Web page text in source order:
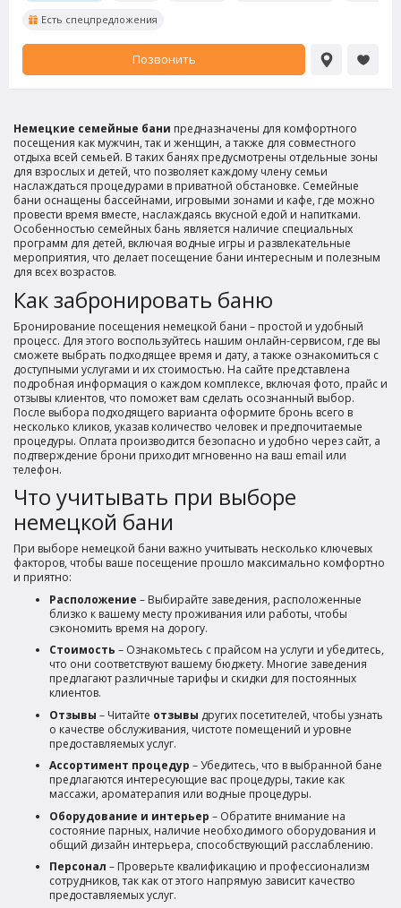
Есть спецпредложения
Позвонить
Немецкие семейные бани предназначены для комфортного
посещения как мужчин, так и женщин, а также для совместного
отдыха всей семьей. В таких банях предусмотрены отдельные зоны
для взрослых и детей, что позволяет каждому члену семьи
наслаждаться процедурами в приватной обстановке. Семейные
бани оснащены бассейнами, игровыми зонами и кафе, где можно
провести время вместе, наслаждаясь вкусной едой и напитками.
Особенностью семейных бань является наличие специальных
программ для детей, включая водные игры и развлекательные
мероприятия, что делает посещение бани интересным и полезным
для всех возрастов.
Как забронировать баню
Бронирование посещения немецкой бани – простой и удобный
процесс. Для этого воспользуйтесь нашим онлайн-сервисом, где вы
сможете выбрать подходящее время и дату, а также ознакомиться с
доступными услугами и их стоимостью. На сайте представлена
подробная информация о каждом комплексе, включая фото, прайс и
отзывы клиентов, что поможет вам сделать осознанный выбор.
После выбора подходящего варианта оформите бронь всего в
несколько кликов, указав количество человек и предпочитаемые
процедуры. Оплата производится безопасно и удобно через сайт, а
подтверждение брони приходит мгновенно на ваш email или
телефон.
Что учитывать при выборе
немецкой бани
При выборе немецкой бани важно учитывать несколько ключевых
факторов, чтобы ваше посещение прошло максимально комфортно
и приятно:
Расположение – Выбирайте заведения, расположенные
близко к вашему месту проживания или работы, чтобы
сэкономить время на дорогу.
Стоимость – Ознакомьтесь с прайсом на услуги и убедитесь,
что они соответствуют вашему бюджету. Многие заведения
предлагают различные тарифы и скидки для постоянных
клиентов.
Отзывы – Читайте отзывы других посетителей, чтобы узнать
о качестве обслуживания, чистоте помещений и уровне
предоставляемых услуг.
Ассортимент процедур – Убедитесь, что в выбранной бане
предлагаются интересующие вас процедуры, такие как
массажи, ароматерапия или водные процедуры.
Оборудование и интерьер – Обратите внимание на
состояние парных, наличие необходимого оборудования и
общий дизайн интерьера, способствующий расслаблению.
Персонал – Проверьте квалификацию и профессионализм
сотрудников, так как от этого напрямую зависит качество
предоставляемых услуг.